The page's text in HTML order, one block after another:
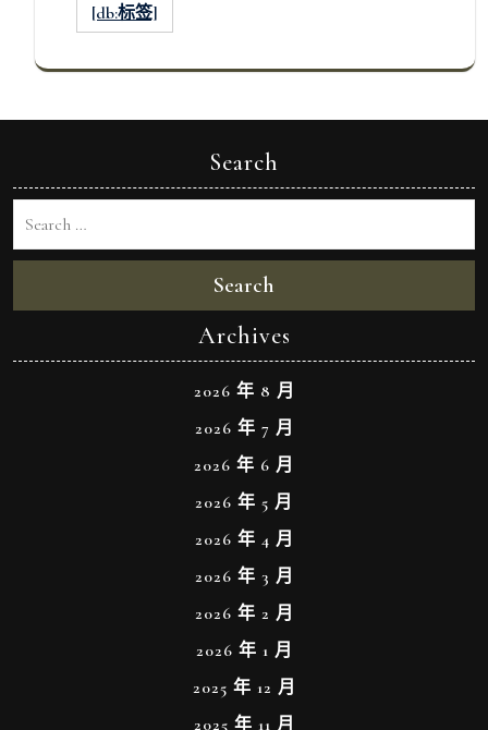
[db:标签]
Search
Search
Archives
2026 年 8 月
2026 年 7 月
2026 年 6 月
2026 年 5 月
2026 年 4 月
2026 年 3 月
2026 年 2 月
2026 年 1 月
2025 年 12 月
2025 年 11 月